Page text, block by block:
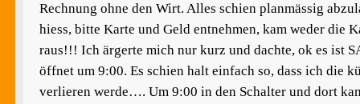
Rechnung ohne den Wirt. Alles schien planmässig
hiess, bitte Karte und Geld entnehmen, kam weder die
raus!!! Ich ärgerte mich nur kurz und dachte, ok es ist
öffnet um 9:00. Es schien halt einfach so, dass ich die
verlieren werde…. Um 9:00 in den Schalter und dort